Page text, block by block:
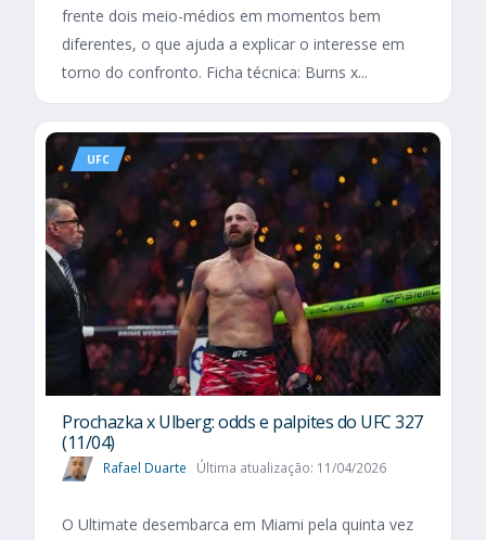
frente dois meio-médios em momentos bem
diferentes, o que ajuda a explicar o interesse em
torno do confronto. Ficha técnica: Burns x...
UFC
Prochazka x Ulberg: odds e palpites do UFC 327
(11/04)
Rafael Duarte Última atualização: 11/04/2026
O Ultimate desembarca em Miami pela quinta vez